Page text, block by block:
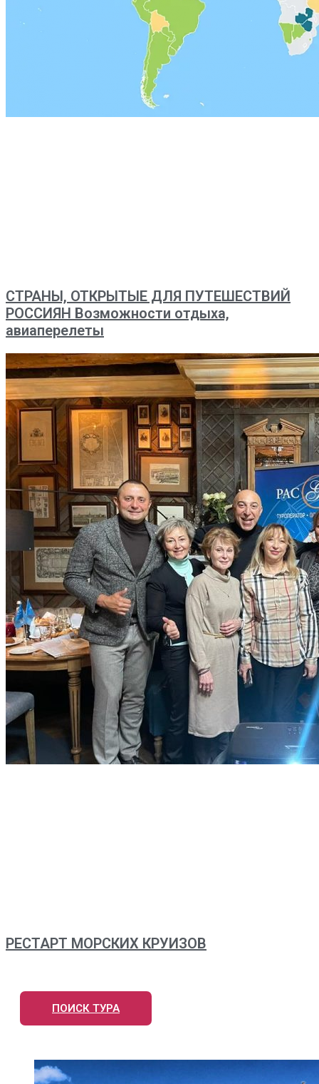
СТРАНЫ, ОТКРЫТЫЕ ДЛЯ ПУТЕШЕСТВИЙ
РОССИЯН Возможности отдыха,
авиаперелеты
РЕСТАРТ МОРСКИХ КРУИЗОВ
ПОИСК ТУРА